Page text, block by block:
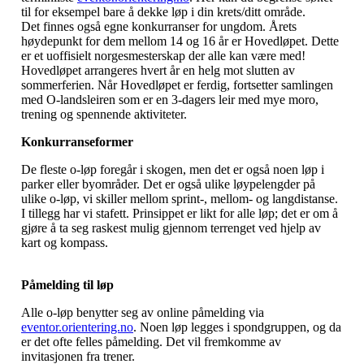
til for eksempel bare å dekke løp i din krets/ditt område.
Det finnes også egne konkurranser for ungdom. Årets
høydepunkt for dem mellom 14 og 16 år er Hovedløpet. Dette
er et uoffisielt norgesmesterskap der alle kan være med!
Hovedløpet arrangeres hvert år en helg mot slutten av
sommerferien. Når Hovedløpet er ferdig, fortsetter samlingen
med O-landsleiren som er en 3-dagers leir med mye moro,
trening og spennende aktiviteter.
Konkurranseformer
De fleste o-løp foregår i skogen, men det er også noen løp i
parker eller byområder. Det er også ulike løypelengder på
ulike o-løp, vi skiller mellom sprint-, mellom- og langdistanse.
I tillegg har vi stafett. Prinsippet er likt for alle løp; det er om å
gjøre å ta seg raskest mulig gjennom terrenget ved hjelp av
kart og kompass.
Påmelding til løp
Alle o-løp benytter seg av online påmelding via
eventor.orientering.no. Noen løp legges i spondgruppen, og da
er det ofte felles påmelding. Det vil fremkomme av
invitasjonen fra trener.